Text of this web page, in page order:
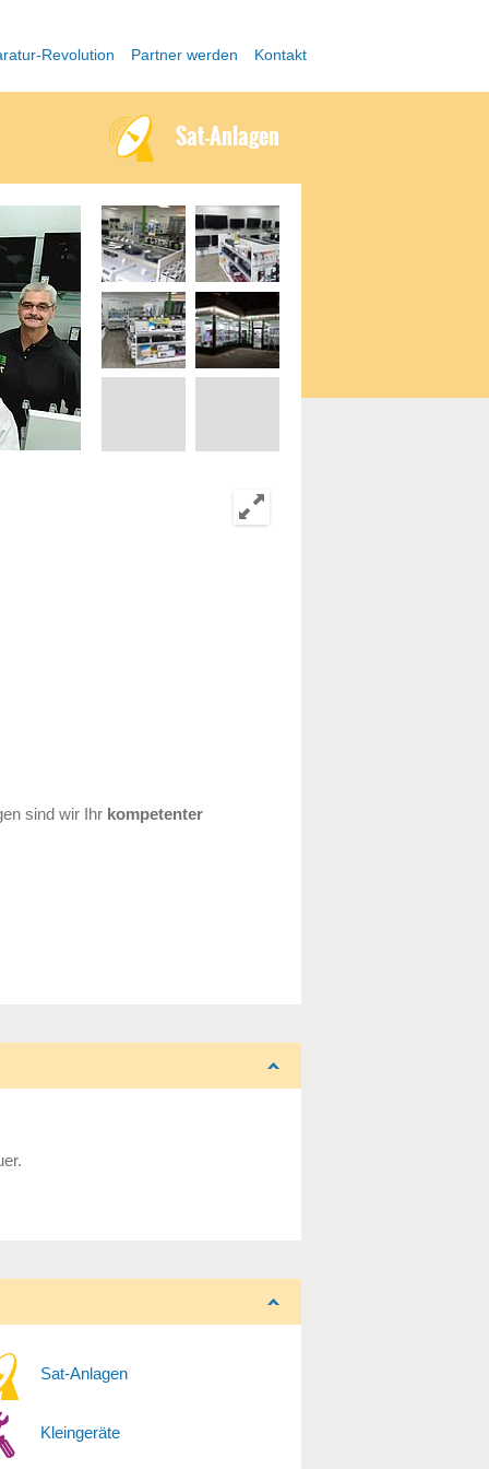
Revolution Partner werden Kontakt
Sat-Anlagen
sind wir Ihr kompetenter
Sat-Anlagen
Kleingeräte